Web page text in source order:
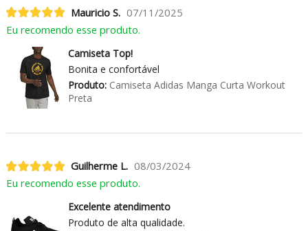
Mauricio S. 07/11/2025
Eu recomendo esse produto.
Camiseta Top!
Bonita e confortável
Produto:Camiseta Adidas Manga Curta Workout
Preta
Guilherme L. 08/03/2024
Eu recomendo esse produto.
Excelente atendimento
Produto de alta qualidade.